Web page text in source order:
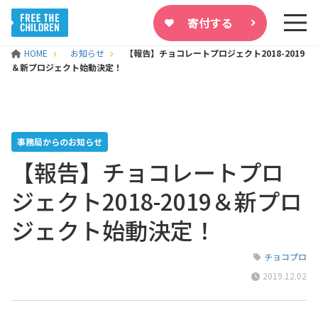
寄付する
HOME お知らせ
【報告】チョコレートプロジェクト2018-2019
＆新プロジェクト始動決定！
事務局からのお知らせ
【報告】チョコレートプロ
ジェクト2018-2019＆新プロ
ジェクト始動決定！
チョコプロ
2019.12.02